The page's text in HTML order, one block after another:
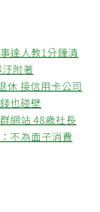
達人教1分鐘清
附著
休 接信用卡公司
也碰壁
網站 48歲社長
不為面子消費